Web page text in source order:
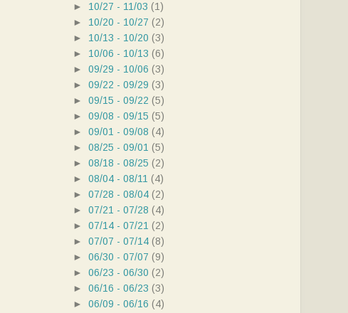
► 10/27 - 11/03 (1)
► 10/20 - 10/27 (2)
► 10/13 - 10/20 (3)
► 10/06 - 10/13 (6)
► 09/29 - 10/06 (3)
► 09/22 - 09/29 (3)
► 09/15 - 09/22 (5)
► 09/08 - 09/15 (5)
► 09/01 - 09/08 (4)
► 08/25 - 09/01 (5)
► 08/18 - 08/25 (2)
► 08/04 - 08/11 (4)
► 07/28 - 08/04 (2)
► 07/21 - 07/28 (4)
► 07/14 - 07/21 (2)
► 07/07 - 07/14 (8)
► 06/30 - 07/07 (9)
► 06/23 - 06/30 (2)
► 06/16 - 06/23 (3)
► 06/09 - 06/16 (4)